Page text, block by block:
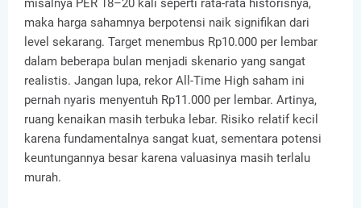
misalnya PER 18–20 kali seperti rata-rata historisnya,
maka harga sahamnya berpotensi naik signifikan dari
level sekarang. Target menembus Rp10.000 per lembar
dalam beberapa bulan menjadi skenario yang sangat
realistis. Jangan lupa, rekor All-Time High saham ini
pernah nyaris menyentuh Rp11.000 per lembar. Artinya,
ruang kenaikan masih terbuka lebar. Risiko relatif kecil
karena fundamentalnya sangat kuat, sementara potensi
keuntungannya besar karena valuasinya masih terlalu
murah.